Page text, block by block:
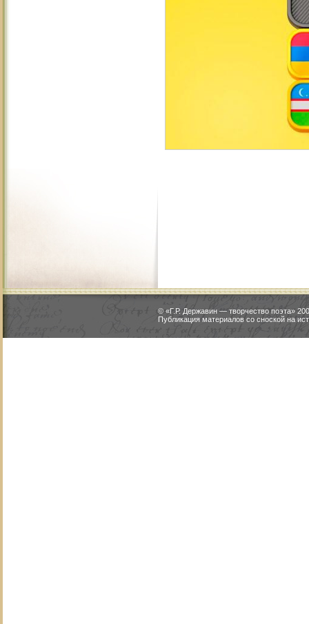
© «Г.Р. Державин — творчество поэта»
Публикация материалов со сноской на